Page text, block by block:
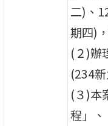
二)、
期四)
(２)辦
(234
(３)本
程」